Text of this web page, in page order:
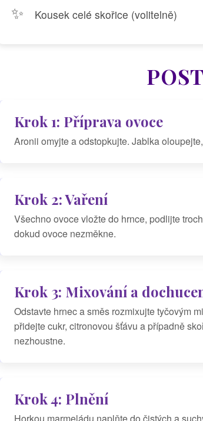
✨ Kousek celé skořice (volitelně)
Krok 1: Příprava ovoce
Aronii omyjte a odstopkujte. Jablka
Krok 2: Vaření
Všechno ovoce vložte do hrnce, podlijte
dokud ovoce nezměkne.
Krok 3: Mixování a
Odstavte hrnec a směs rozmixujte tyčovým
přidejte cukr, citronovou šťávu a případně
nezhoustne.
Krok 4: Plnění